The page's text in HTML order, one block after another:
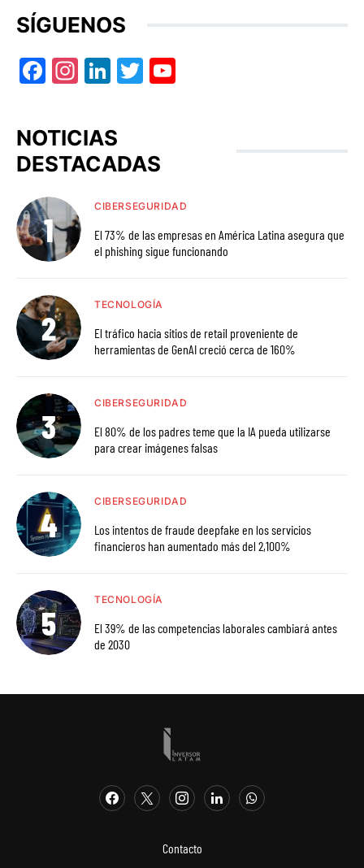
SÍGUENOS
Facebook
Instagram
LinkedIn
Twitter
NOTICIAS
DESTACADAS
CIBERSEGURIDAD
El 73% de las empresas en América Latina asegura que
el phishing sigue funcionando
TECNOLOGÍA
El tráfico hacia sitios de retail proveniente de
herramientas de GenAI creció cerca de 160%
CIBERSEGURIDAD
El 80% de los padres teme que la IA pueda utilizarse
para crear imágenes falsas
CIBERSEGURIDAD
Los intentos de fraude deepfake en los servicios
financieros han aumentado más del 2,100%
TECNOLOGÍA
El 39% de las competencias laborales cambiará antes
de 2030
Contacto